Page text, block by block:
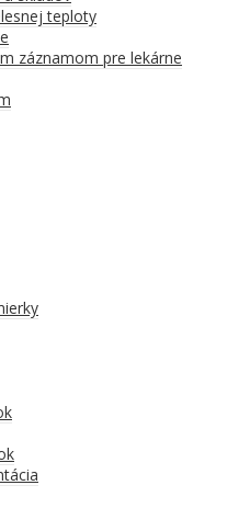
teploty
záznamom pre lekárne